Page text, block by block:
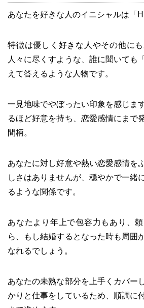
あなたを好きな人のイニシャルは「H
特徴は優しく好きな人やその他に
人々に尽くすような、誰に聞いても
えて答えるような人物です。
一見地味でやぼったい印象を感じま
るほど好意を持ち、恋愛感情にまで
間柄。
あなたに対し好意や熱い恋愛感情を
しさはありませんが、穏やかで一緒
るような関係です。
あなたより年上で包容力もあり、
ら、もし結婚するとなった時も周囲
なれるでしょう。
あなたの未熟な部分を上手くカバー
かりと仕事をしているため、順調に